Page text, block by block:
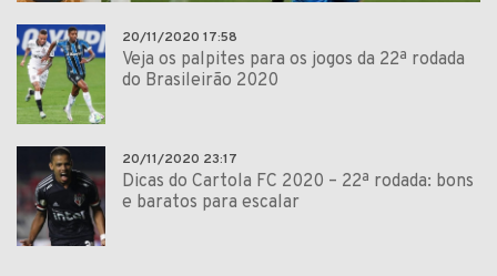
20/11/2020 17:58
Veja os palpites para os jogos da 22ª rodada
do Brasileirão 2020
20/11/2020 23:17
Dicas do Cartola FC 2020 – 22ª rodada: bons
e baratos para escalar